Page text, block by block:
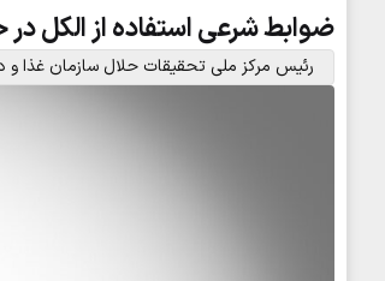
ضوابط شرعی استفاده از الکل
رئیس مرکز ملی تحقیقات حلال سازمان غذا و